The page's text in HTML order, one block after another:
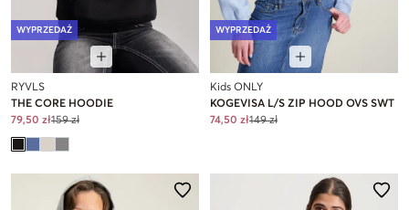
WYPRZEDAŻ
RYVLS
THE CORE HOODIE
79,50 zł159 zł
WYPRZEDAŻ
Kids ONLY
KOGEVISA L/S ZIP HOOD OVS SWT
74,50 zł149 zł